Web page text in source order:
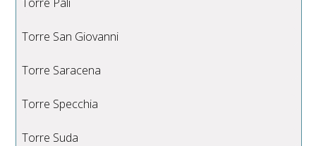
Torre San Giovanni
Torre Saracena
Torre Specchia
Torre Suda